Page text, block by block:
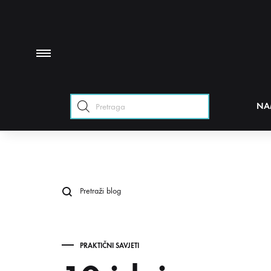
Products
search
PRAKTIČNI SAVJETI